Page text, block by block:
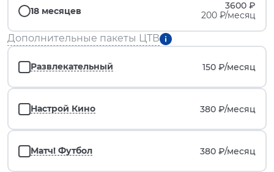
18 месяцев
3600 ₽
200 ₽/месяц
Дополнительные пакеты ЦТВ
Развлекательный 150 ₽/месяц
Настрой Кино 380 ₽/месяц
Матч! Футбол 380 ₽/месяц